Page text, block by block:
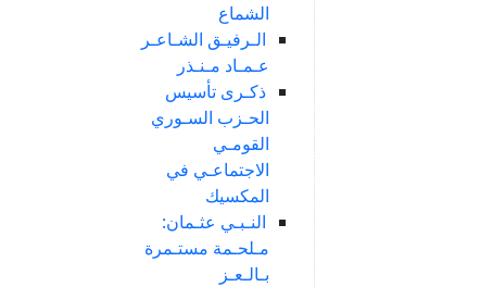
الشماع
الـرفيـق الشـاعـر
عـمـاد مـنـذر
ذكـرى تأسيس
الحـزب السـوري
القومـي
الاجتماعـي في
المكسيك
النـبـي عثـمان:
مـلحـمة مستـمرة
بـالـعـز